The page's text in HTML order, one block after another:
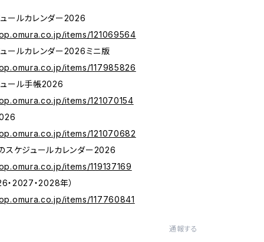
ールカレンダー2026
items/121069564
ールカレンダー2026ミニ版
items/117985826
ール手帳2026
items/121070154
items/121070682
スケジュールカレンダー2026
items/119137169
・2027・2028年）
items/117760841
通報する